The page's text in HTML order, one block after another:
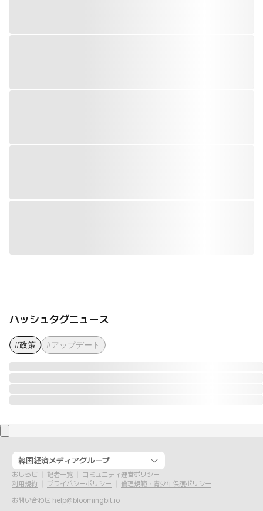
ハッシュタグニュース
#政策 #アップデート
韓国経済メディアグループ
おしらせ 記者一覧
コミュニティ運営ポリシー
利用規約
プライバシーポリシー
倫理規範・青少年保護ポリシー
お問い合わせ help@bloomingbit.io